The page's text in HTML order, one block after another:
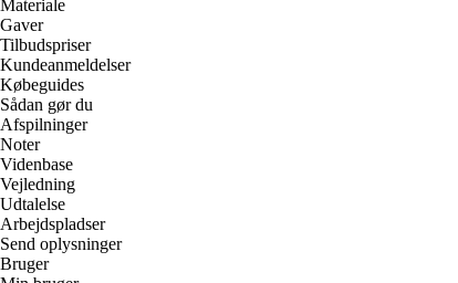
Materiale
Gaver
Tilbudspriser
Kundeanmeldelser
Købeguides
Sådan gør du
Afspilninger
Noter
Videnbase
Vejledning
Udtalelse
Arbejdspladser
Send oplysninger
Bruger